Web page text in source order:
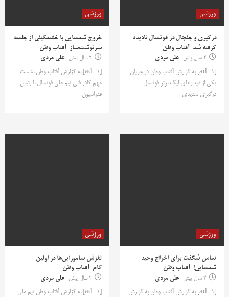
ورزشی
درگیری و جنجال در فوتسال نادیده
گرفته شد_آفتاب وطن
2 سال پیش
علی مردی
[ad_1] به گزارش آفتاب وطن در جریان
یکی از دیدارهای لیگ برتر فوتسال
درگیری شدیدی
ورزشی
خروج شمسایی با خشمگینی از جلسه
سرنوشت‌ساز_آفتاب وطن
2 سال پیش
علی مردی
[ad_1] به گزارش آفتاب وطن نشست
مهم کادر فنی تیم ملی فوتسال با رئیس
فدراسیون
ورزشی
تماس شگفت برای اخراج وحید
شمسایی!_آفتاب وطن
2 سال پیش
علی مردی
[ad_1] به گزارش آفتاب وطن به گزارش
ورزشی
لغزش سامورایی‌ها در اولین
گام_آفتاب وطن
2 سال پیش
علی مردی
[ad_1] به گزارش آفتاب وطن تیم ملی